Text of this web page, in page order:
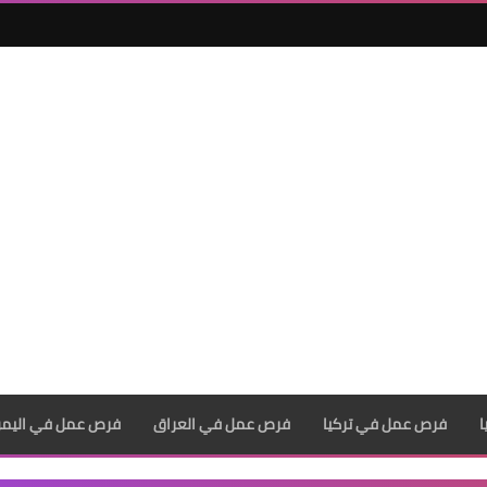
فرص عمل في تركيا فرص عمل في العراق فرص عمل في